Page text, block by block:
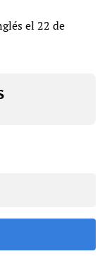
el 22 de